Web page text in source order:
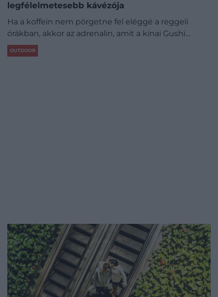
legfélelmetesebb kávézója
Ha a koffein nem pörgetne fel eléggé a reggeli
órákban, akkor az adrenalin, amit a kínai Gushi…
OUTDOOR